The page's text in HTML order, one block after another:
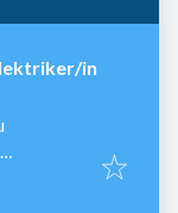
in